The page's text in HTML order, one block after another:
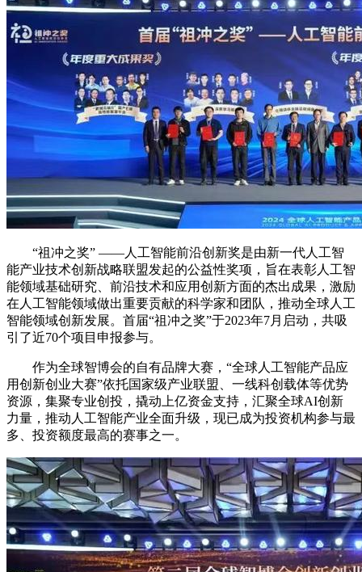
“祖冲之奖” ——人工智能前沿创新奖是由新一代人工智
能产业技术创新战略联盟发起的公益性奖项，旨在表彰人工智
能领域基础研究、前沿技术和应用创新方面的杰出成果，激励
在人工智能领域做出重要贡献的科学家和团队，推动全球人工
智能领域创新发展。首届“祖冲之奖”于2023年7月启动，共吸
引了近70个项目申报参与。
作为全球智博会的自有品牌大赛，“全球人工智能产品应
用创新创业大赛”依托国家级产业联盟、一线科创载体等优势
资源，集聚专业创投，撬动上亿资金支持，汇聚全球AI创新
力量，推动人工智能产业全面升级，现已成为投资机构参与最
多、投资额度最高的赛事之一。